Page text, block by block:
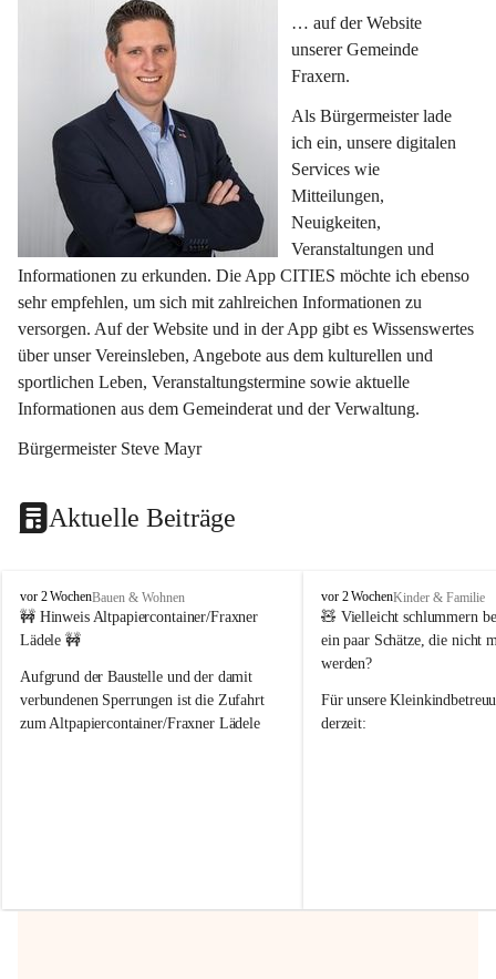
… auf der Website
unserer Gemeinde
Fraxern.
Als Bürgermeister lade
ich ein, unsere digitalen
Services wie
Mitteilungen,
Neuigkeiten,
Veranstaltungen und
Informationen zu erkunden. Die App CITIES möchte ich ebenso
sehr empfehlen, um sich mit zahlreichen Informationen zu
versorgen. Auf der Website und in der App gibt es Wissenswertes
über unser Vereinsleben, Angebote aus dem kulturellen und
sportlichen Leben, Veranstaltungstermine sowie aktuelle
Informationen aus dem Gemeinderat und der Verwaltung.
Bürgermeister Steve Mayr
Aktuelle Beiträge
F
r
a
e
r
n
vor 2 WochenBauen & Wohnen
🚧 Hinweis Altpapiercontainer/Fraxner
Lädele 🚧
Aufgrund der Baustelle und der damit
verbundenen Sperrungen ist die Zufahrt
zum Altpapiercontainer/Fraxner Lädele
Hilfsbereitschaft!
F
r
a
x
r
n
vor 2 WochenKinder & Familie
🧸 Vielleicht schlummern
ein paar Schätze, die nicht
werden?
Für unsere
derzeit: